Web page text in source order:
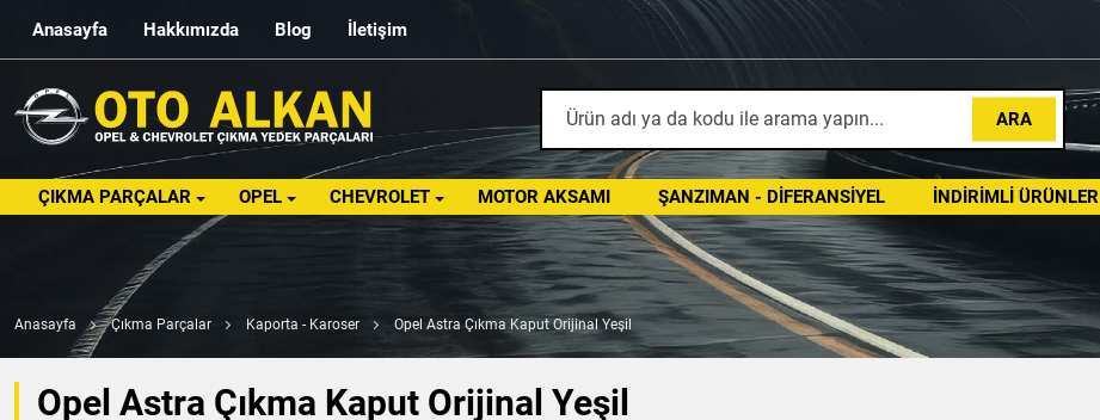
Anasayfa Hakkımızda Blog İletişim
ARA
ÇIKMA PARÇALAR OPEL CHEVROLET MOTOR AKSAMI ŞANZIMAN - DIFERANSIYEL İNDIRIMLI ÜRÜNLER
Anasayfa Çıkma Parçalar Kaporta - Karoser Opel Astra Çıkma Kaput Orijinal Yeşil
Opel Astra Çıkma Kaput Orijinal Yeşil